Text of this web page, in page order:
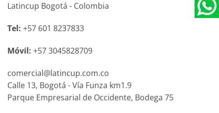
Latincup Bogotá - Colombia
Tel: +57 601 8237833
Móvil: +57 3045828709
comercial@latincup.com.co
Calle 13, Bogotá - Vía Funza km1.9
Parque Empresarial de Occidente, Bodega 75